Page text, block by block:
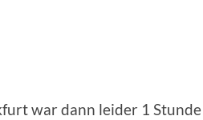
war dann leider 1 Stunde